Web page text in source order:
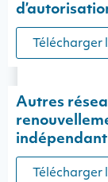
Télécharger
Autres
indépendant
Télécharger